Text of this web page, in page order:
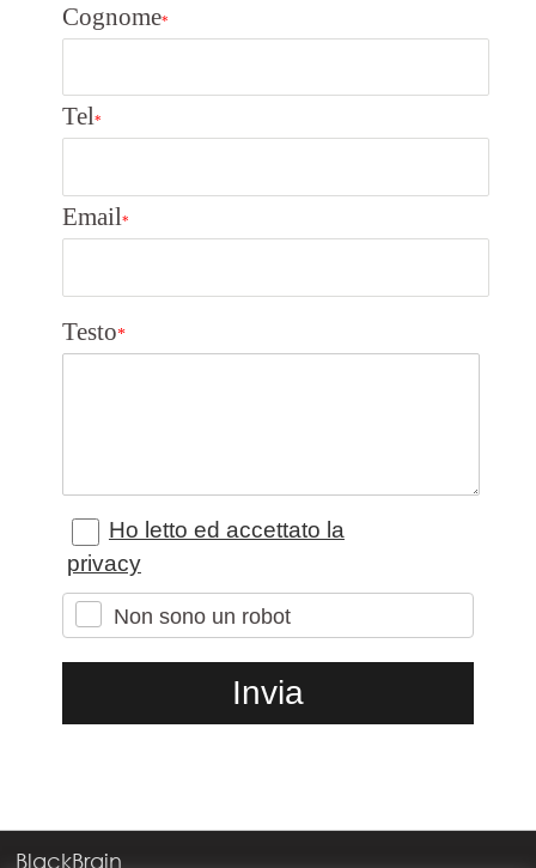
Cognome*
Tel*
Email*
Testo*
Ho letto ed accettato la
privacy
Non sono un robot
BlackBrain